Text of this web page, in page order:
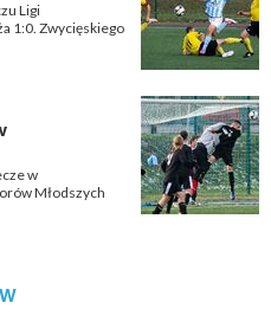
Ligi
1:0. Zwycięskiego
w
Młodszych